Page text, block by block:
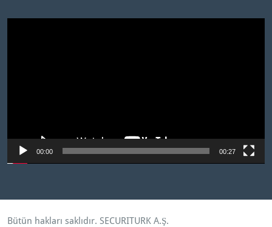
00:00 00:27
Bütün hakları saklıdır. SECURITURK A.Ş.